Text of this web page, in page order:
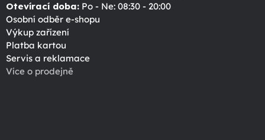
Otevírací doba: Po - Ne: 08:30 - 20:00
Osobní odběr e-shopu
Výkup zařízení
Platba kartou
Servis a reklamace
Více o prodejně